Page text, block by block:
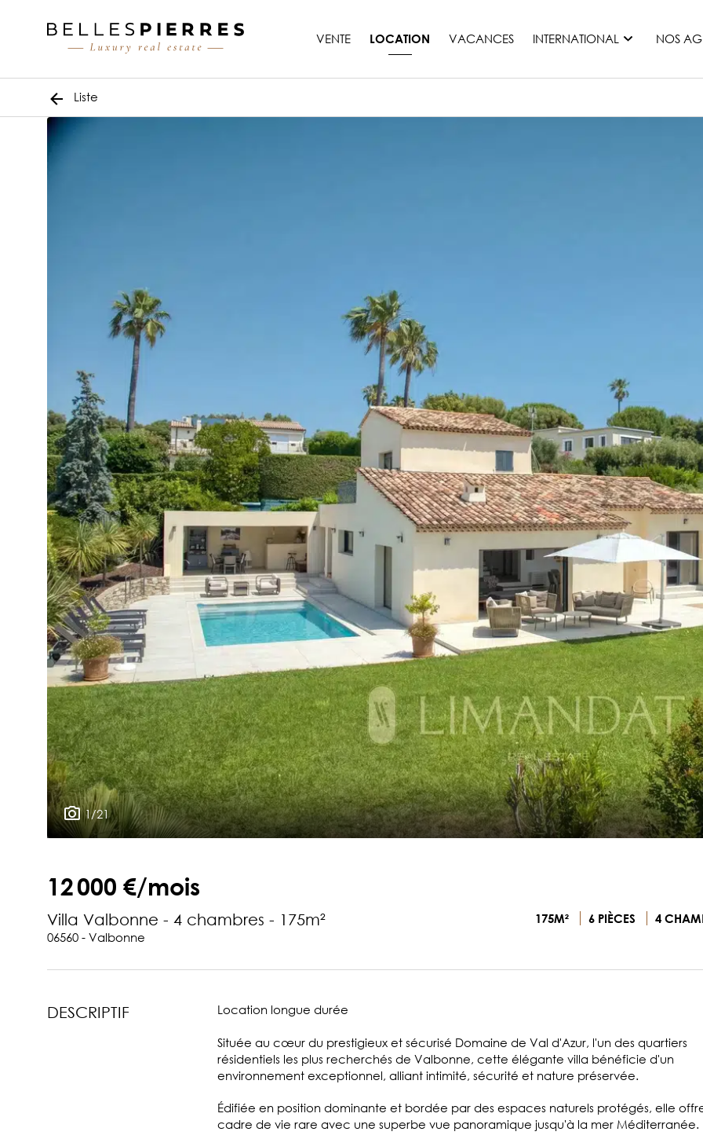
VENTE LOCATION VACANCES INTERNATIONAL
France
NOS
Liste
1/21
12 000 €/mois
Villa Valbonne - 4 chambres - 175m²
06560 - Valbonne
175M² 6 PIÈCES 4
DESCRIPTIF Location longue durée
Située au cœur du prestigieux et sécurisé Domaine de Val d'Azur, l'un des quartiers
résidentiels les plus recherchés de Valbonne, cette élégante villa bénéficie d'un
environnement exceptionnel, alliant intimité, sécurité et nature préservée.
Édifiée en position dominante et bordée par des espaces naturels protégés, elle
cadre de vie rare avec une superbe vue panoramique jusqu'à la mer Méditerranée.